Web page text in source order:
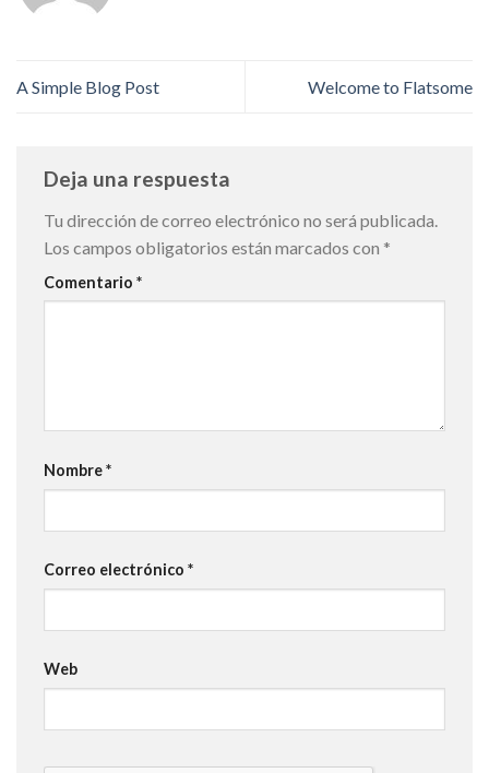
A Simple Blog Post Welcome to Flatsome
Deja una respuesta
Tu dirección de correo electrónico no será publicada.
Los campos obligatorios están marcados con *
Comentario *
Nombre*
Correo electrónico *
Web